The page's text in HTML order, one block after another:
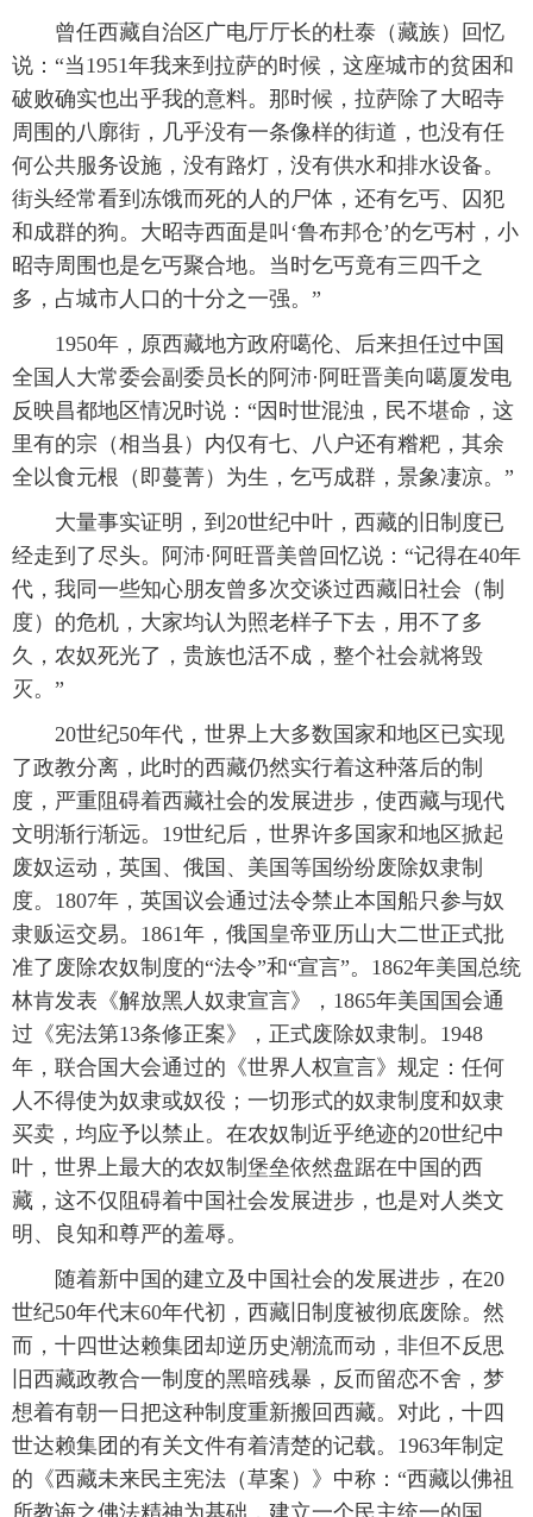
曾任西藏自治区广电厅厅长的杜泰（藏族）回忆
说：“当1951年我来到拉萨的时候，这座城市的贫困和
破败确实也出乎我的意料。那时候，拉萨除了大昭寺
周围的八廓街，几乎没有一条像样的街道，也没有任
何公共服务设施，没有路灯，没有供水和排水设备。
街头经常看到冻饿而死的人的尸体，还有乞丐、囚犯
和成群的狗。大昭寺西面是叫‘鲁布邦仓’的乞丐村，小
昭寺周围也是乞丐聚合地。当时乞丐竟有三四千之
多，占城市人口的十分之一强。”
1950年，原西藏地方政府噶伦、后来担任过中国
全国人大常委会副委员长的阿沛·阿旺晋美向噶厦发电
反映昌都地区情况时说：“因时世混浊，民不堪命，这
里有的宗（相当县）内仅有七、八户还有糌粑，其余
全以食元根（即蔓菁）为生，乞丐成群，景象凄凉。”
大量事实证明，到20世纪中叶，西藏的旧制度已
经走到了尽头。阿沛·阿旺晋美曾回忆说：“记得在40年
代，我同一些知心朋友曾多次交谈过西藏旧社会（制
度）的危机，大家均认为照老样子下去，用不了多
久，农奴死光了，贵族也活不成，整个社会就将毁
灭。”
20世纪50年代，世界上大多数国家和地区已实现
了政教分离，此时的西藏仍然实行着这种落后的制
度，严重阻碍着西藏社会的发展进步，使西藏与现代
文明渐行渐远。19世纪后，世界许多国家和地区掀起
废奴运动，英国、俄国、美国等国纷纷废除奴隶制
度。1807年，英国议会通过法令禁止本国船只参与奴
隶贩运交易。1861年，俄国皇帝亚历山大二世正式批
准了废除农奴制度的“法令”和“宣言”。1862年美国总统
林肯发表《解放黑人奴隶宣言》，1865年美国国会通
过《宪法第13条修正案》，正式废除奴隶制。1948
年，联合国大会通过的《世界人权宣言》规定：任何
人不得使为奴隶或奴役；一切形式的奴隶制度和奴隶
买卖，均应予以禁止。在农奴制近乎绝迹的20世纪中
叶，世界上最大的农奴制堡垒依然盘踞在中国的西
藏，这不仅阻碍着中国社会发展进步，也是对人类文
明、良知和尊严的羞辱。
随着新中国的建立及中国社会的发展进步，在20
世纪50年代末60年代初，西藏旧制度被彻底废除。然
而，十四世达赖集团却逆历史潮流而动，非但不反思
旧西藏政教合一制度的黑暗残暴，反而留恋不舍，梦
想着有朝一日把这种制度重新搬回西藏。对此，十四
世达赖集团的有关文件有着清楚的记载。1963年制定
的《西藏未来民主宪法（草案）》中称：“西藏以佛祖
所教诲之佛法精神为基础，建立一个民主统一的国